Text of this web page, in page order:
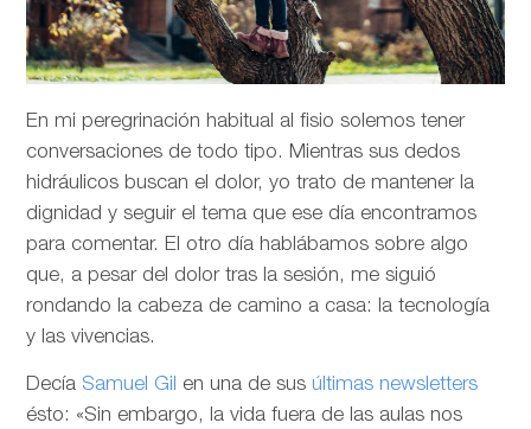
En mi peregrinación habitual al fisio solemos tener
conversaciones de todo tipo. Mientras sus dedos
hidráulicos buscan el dolor, yo trato de mantener la
dignidad y seguir el tema que ese día encontramos
para comentar. El otro día hablábamos sobre algo
que, a pesar del dolor tras la sesión, me siguió
rondando la cabeza de camino a casa: la tecnología
y las vivencias.
Decía Samuel Gil en una de sus últimas newsletters
ésto: «Sin embargo, la vida fuera de las aulas nos